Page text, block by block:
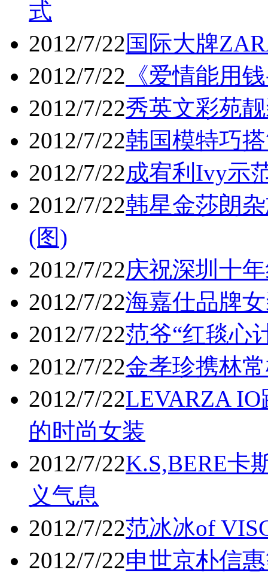
式
2012/7/22国际大牌
2012/7/22 《爱情能用
2012/7/22秀英文彩苑
2012/7/22韩国模特巧
2012/7/22成宥利Ivy示
2012/7/22韩星金莎朗
(图)
2012/7/22庆祝深圳十
2012/7/22海嘉仕品牌
2012/7/22范爷“红毯心
2012/7/22金孝珍携林
2012/7/22LEVARZA
的时尚女装
2012/7/22K.S,BERE
义气息
2012/7/22范冰冰of
2012/7/22申世京朴信